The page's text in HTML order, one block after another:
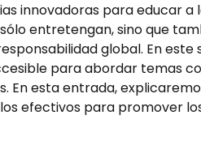
innovadoras para educar
entretengan, sino que
global. En
para abordar temas
En esta entrada,
efectivos para promover